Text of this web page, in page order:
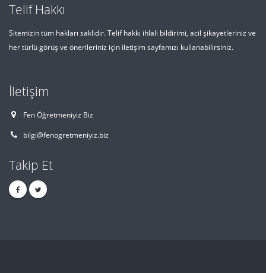
Telif Hakkı
Sitemizin tüm hakları saklıdır. Telif hakkı ihlali bildirimi, acil şikayetleriniz ve
her türlü görüş ve önerileriniz için iletişim sayfamızı kullanabilirsiniz.
İletişim
Fen Öğretmeniyiz Biz
bilgi@fenogretmeniyiz.biz
Takip Et